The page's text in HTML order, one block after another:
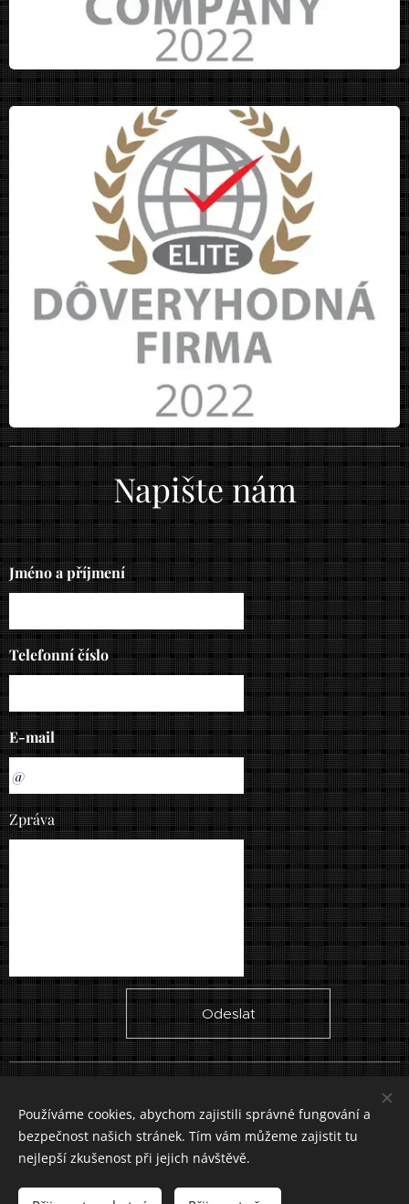
Napište nám
Jméno a příjmení
Telefonní číslo
E-mail
Zpráva
Odeslat
Vytvořeno službouWebnode Cookies
Slovenčina
Měna
Používáme cookies, abychom zajistili správné fungování a
bezpečnost našich stránek. Tím vám můžeme zajistit tu
nejlepší zkušenost při jejich návštěvě.